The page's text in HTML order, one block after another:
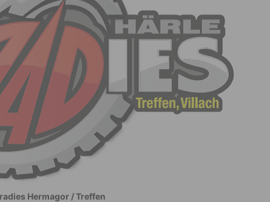
Hermagor / Treffen